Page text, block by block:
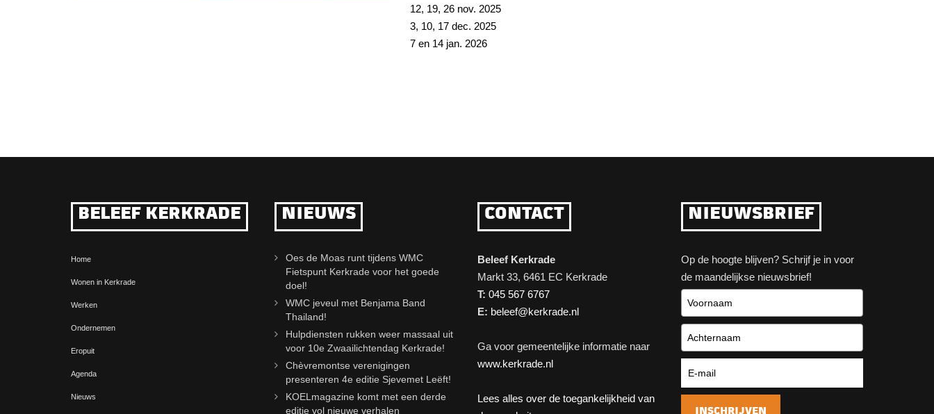
12, 19, 26 nov. 2025
3, 10, 17 dec. 2025
7 en 14 jan. 2026
BELEEF KERKRADE
Home
Wonen in Kerkrade
Werken
Ondernemen
Eropuit
Agenda
Nieuws
NIEUWS
Oes de Moas runt tijdens WMC
Fietspunt Kerkrade voor het goede
doel!
WMC jeveul met Benjama Band
Thailand!
Hulpdiensten rukken weer massaal uit
voor 10e Zwaailichtendag Kerkrade!
Chèvremontse verenigingen
presenteren 4e editie Sjevemet Leëft!
KOELmagazine komt met een derde
editie vol nieuwe verhalen
CONTACT
Beleef Kerkrade
Markt 33, 6461 EC Kerkrade
T: 045 567 6767
E: beleef@kerkrade.nl
Ga voor gemeentelijke informatie naar
www.kerkrade.nl
Lees alles over de toegankelijkheid van
NIEUWSBRIEF
Op de hoogte blijven? Schrijf je in voor
de maandelijkse nieuwsbrief!
INSCHRIJVEN